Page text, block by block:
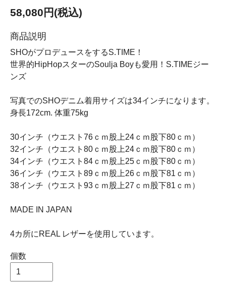
58,080円(税込)
商品説明
SHOがプロデュースをするS.TIME！
世界的HipHopスターのSoulja Boyも愛用！S.TIMEジー
ンズ
写真でのSHOデニム着用サイズは34インチになります。
身長172cm. 体重75kg
30インチ（ウエスト76ｃｍ股上24ｃｍ股下80ｃｍ）
32インチ（ウエスト80ｃｍ股上24ｃｍ股下80ｃｍ）
34インチ（ウエスト84ｃｍ股上25ｃｍ股下80ｃｍ）
36インチ（ウエスト89ｃｍ股上26ｃｍ股下81ｃｍ）
38インチ（ウエスト93ｃｍ股上27ｃｍ股下81ｃｍ）
MADE IN JAPAN
4カ所にREAL レザーを使用しています。
個数